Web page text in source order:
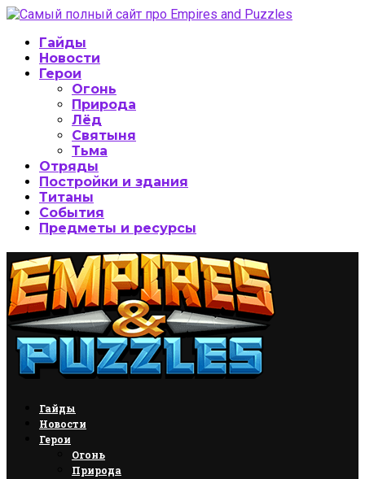
Гайды
Новости
Герои
Огонь
Природа
Лёд
Святыня
Тьма
Отряды
Постройки и здания
Титаны
События
Предметы и ресурсы
Гайды
Новости
Герои
Огонь
Природа